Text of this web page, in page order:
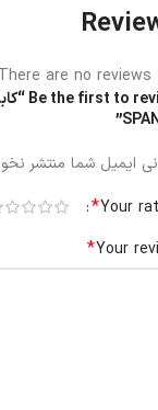
There are no reviews
ایمیل شما منتشر
Your
*
Your
*